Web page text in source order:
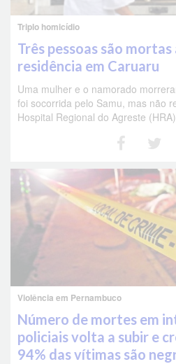
Triplo homicídio
Três pessoas são
residência em Caruaru
Uma mulher e o namorado
foi socorrida pelo Samu, mas não
Hospital Regional do Agreste
Violência em Pernambuco
Número de mortes em
policiais volta a subir e
94% das vítimas são